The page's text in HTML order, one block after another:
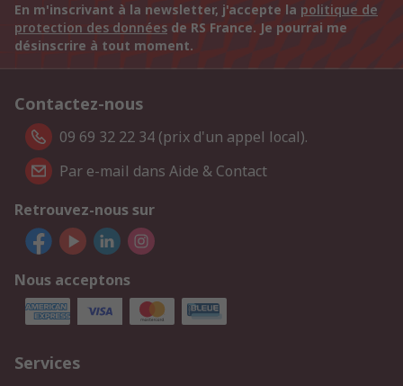
En m'inscrivant à la newsletter, j'accepte la politique de
protection des données de RS France. Je pourrai me
désinscrire à tout moment.
Contactez-nous
09 69 32 22 34 (prix d'un appel local).
Par e-mail dans Aide & Contact
Retrouvez-nous sur
Nous acceptons
Services